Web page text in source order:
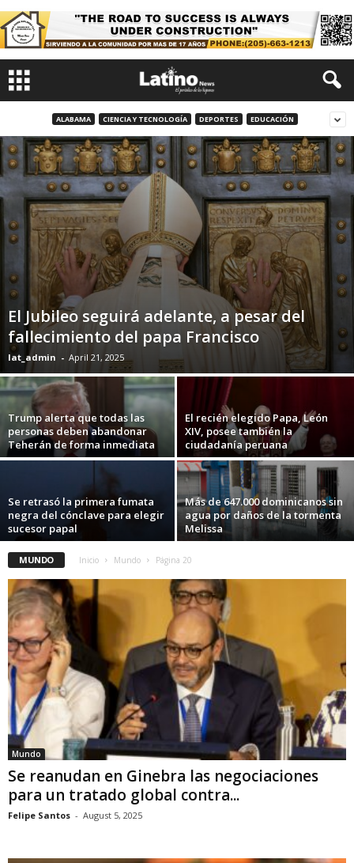
ALABAMA CIENCIA Y TECNOLOGÍA DEPORTES EDUCACIÓN
El Jubileo seguirá adelante, a pesar del
fallecimiento del papa Francisco
lat_admin - April 21, 2025
Trump alerta que todas las
personas deben abandonar
Teherán de forma inmediata
El recién elegido Papa, León
XIV, posee también la
ciudadanía peruana
Se retrasó la primera fumata
negra del cónclave para elegir
sucesor papal
Más de 647.000 dominicanos sin
agua por daños de la tormenta
Melissa
MUNDO Inicio Mundo Página 20
Mundo
Se reanudan en Ginebra las negociaciones
para un tratado global contra...
Felipe Santos - August 5, 2025